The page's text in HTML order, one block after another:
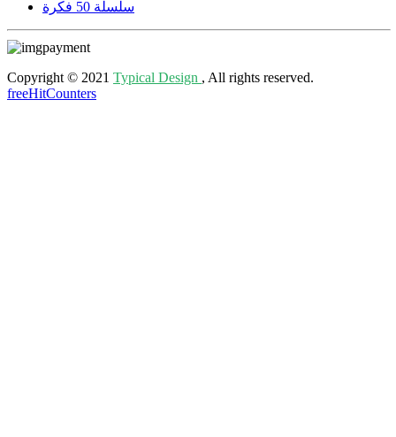
سلسلة 50 فكرة
Copyright © 2021 Typical Design , All rights reserved.
freeHitCounters